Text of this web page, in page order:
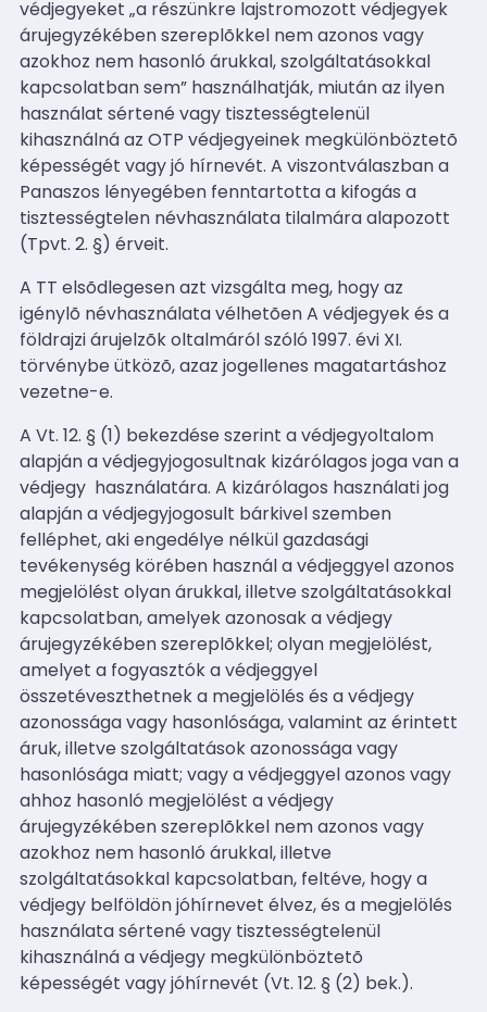
védjegyeket „a részünkre lajstromozott védjegyek
árujegyzékében szereplõkkel nem azonos vagy
azokhoz nem hasonló árukkal, szolgáltatásokkal
kapcsolatban sem” használhatják, miután az ilyen
használat sértené vagy tisztességtelenül
kihasználná az OTP védjegyeinek megkülönböztetõ
képességét vagy jó hírnevét. A viszontválaszban a
Panaszos lényegében fenntartotta a kifogás a
tisztességtelen névhasználata tilalmára alapozott
(Tpvt. 2. §) érveit.
A TT elsõdlegesen azt vizsgálta meg, hogy az
igénylõ névhasználata vélhetõen A védjegyek és a
földrajzi árujelzõk oltalmáról szóló 1997. évi XI.
törvénybe ütközõ, azaz jogellenes magatartáshoz
vezetne-e.
A Vt. 12. § (1) bekezdése szerint a védjegyoltalom
alapján a védjegyjogosultnak kizárólagos joga van a
védjegy használatára. A kizárólagos használati jog
alapján a védjegyjogosult bárkivel szemben
felléphet, aki engedélye nélkül gazdasági
tevékenység körében használ a védjeggyel azonos
megjelölést olyan árukkal, illetve szolgáltatásokkal
kapcsolatban, amelyek azonosak a védjegy
árujegyzékében szereplõkkel; olyan megjelölést,
amelyet a fogyasztók a védjeggyel
összetéveszthetnek a megjelölés és a védjegy
azonossága vagy hasonlósága, valamint az érintett
áruk, illetve szolgáltatások azonossága vagy
hasonlósága miatt; vagy a védjeggyel azonos vagy
ahhoz hasonló megjelölést a védjegy
árujegyzékében szereplõkkel nem azonos vagy
azokhoz nem hasonló árukkal, illetve
szolgáltatásokkal kapcsolatban, feltéve, hogy a
védjegy belföldön jóhírnevet élvez, és a megjelölés
használata sértené vagy tisztességtelenül
kihasználná a védjegy megkülönböztetõ
képességét vagy jóhírnevét (Vt. 12. § (2) bek.).